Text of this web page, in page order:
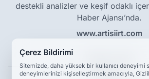
destekli analizler ve keşif odaklı
Haber Ajansı’nda.
www.artisiirt.com
Künye
Çerez Bildirimi
Sitemizde, daha yüksek bir kullanıcı deneyimi
deneyimlerinizi kişiselleştirmek amacıyla,